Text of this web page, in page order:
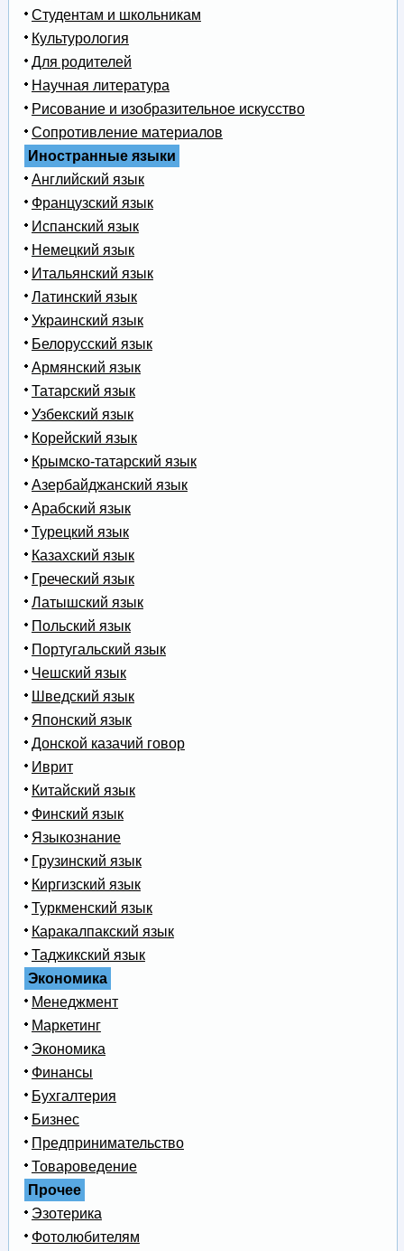
Студентам и школьникам
Культурология
Для родителей
Научная литература
Рисование и изобразительное искусство
Сопротивление материалов
Иностранные языки
Английский язык
Французский язык
Испанский язык
Немецкий язык
Итальянский язык
Латинский язык
Украинский язык
Белорусский язык
Армянский язык
Татарский язык
Узбекский язык
Корейский язык
Крымско-татарский язык
Азербайджанский язык
Арабский язык
Турецкий язык
Казахский язык
Греческий язык
Латышский язык
Польский язык
Португальский язык
Чешский язык
Шведский язык
Японский язык
Донской казачий говор
Иврит
Китайский язык
Финский язык
Языкознание
Грузинский язык
Киргизский язык
Туркменский язык
Каракалпакский язык
Таджикский язык
Экономика
Менеджмент
Маркетинг
Экономика
Финансы
Бухгалтерия
Бизнес
Предпринимательство
Товароведение
Прочее
Эзотерика
Фотолюбителям